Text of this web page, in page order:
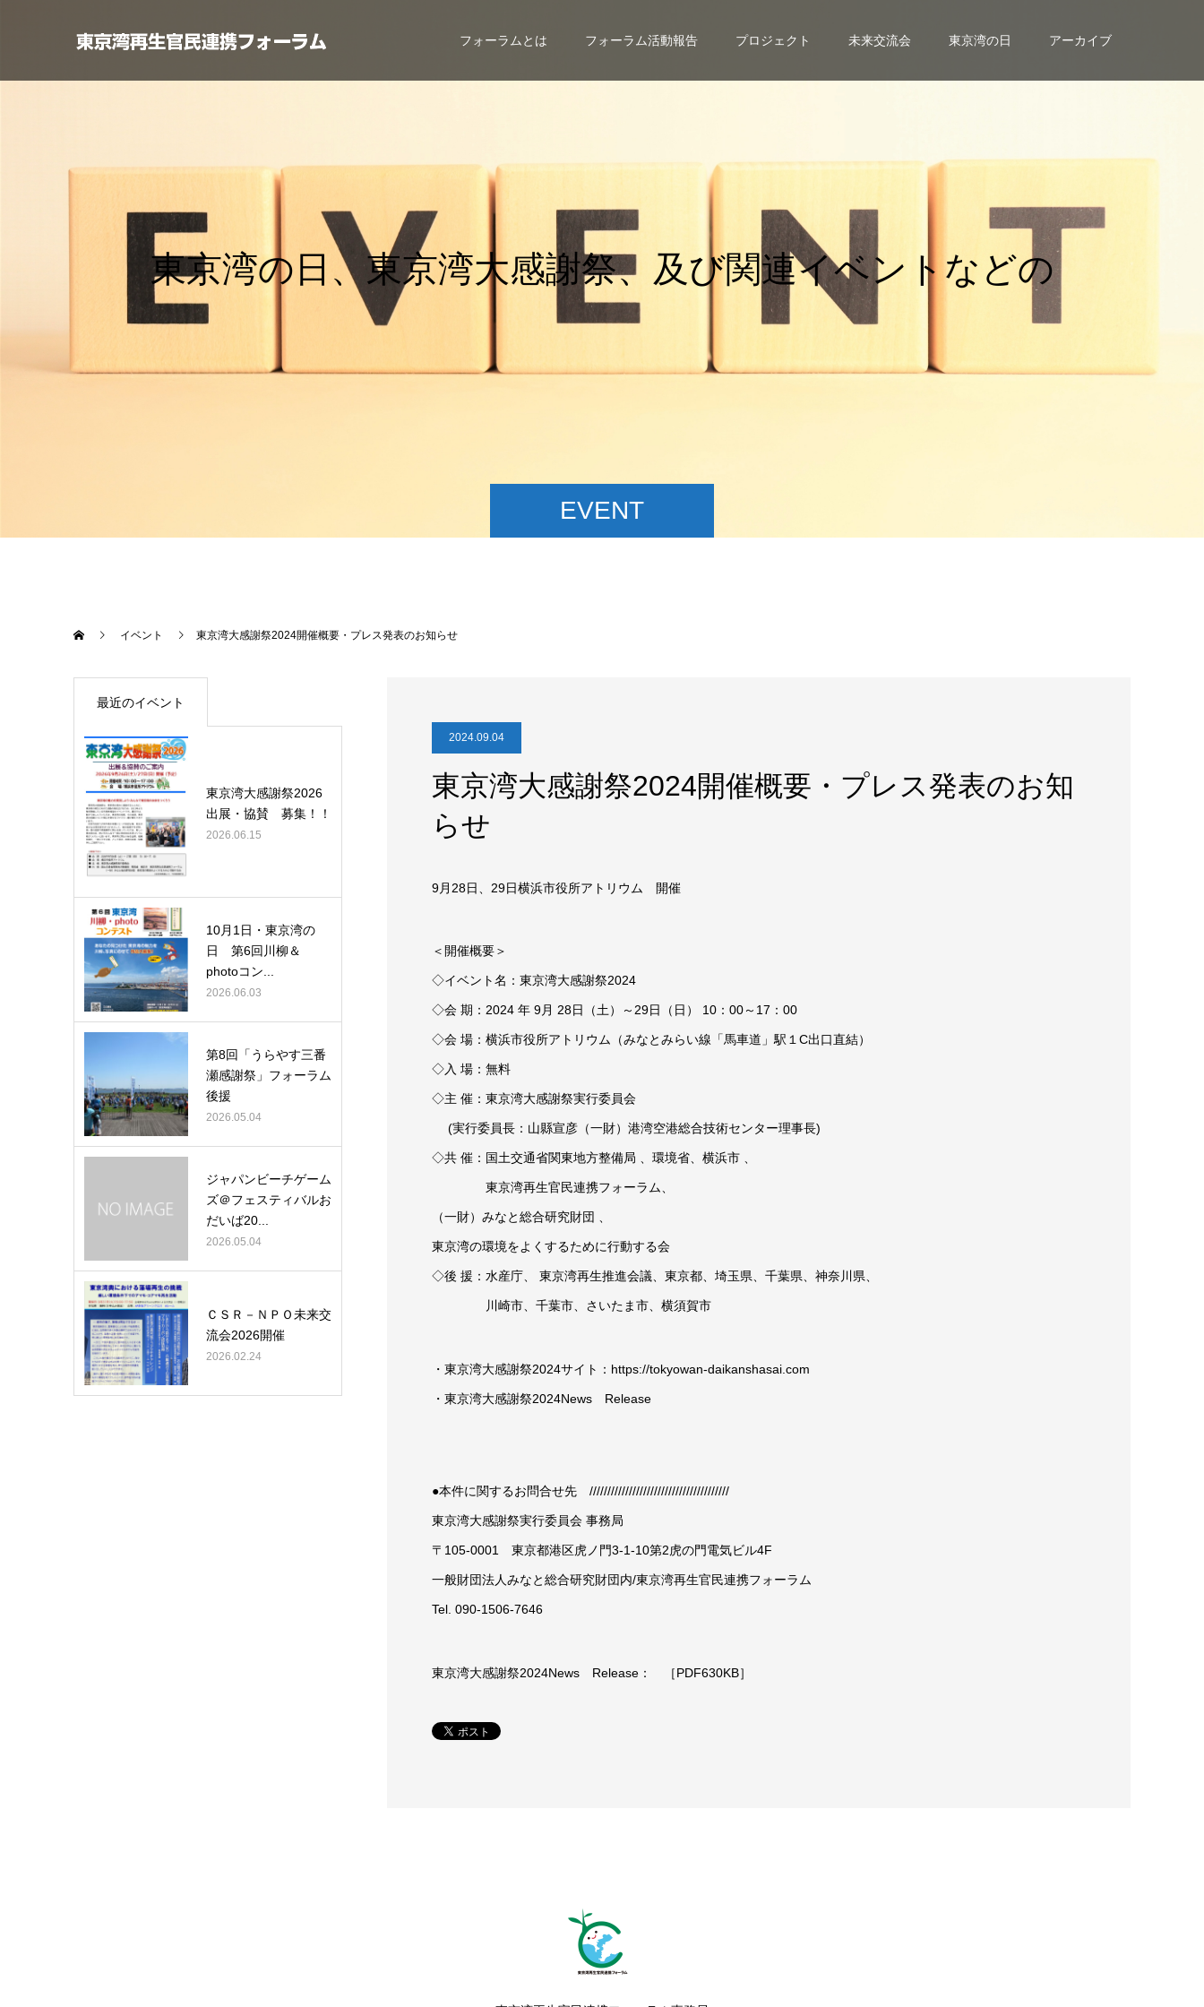
フォーラムとは フォーラム活動報告 プロジェクト 未来交流会 東京湾の日 アーカイブ
EVENT
京湾の 日 、 東京湾大 感 謝 祭、及び 関 連イベン ト な ど の 情 報を
載い
イベント 東京湾大感謝祭2024開催概要・プレス発表のお知らせ
2024.09.04
東京湾大感謝祭2024開催概要・プレス発表のお知
らせ
9月28日、29日横浜市役所アトリウム 開催
＜開催概要＞
◇イベント名：東京湾大感謝祭2024
◇会 期：2024 年 9月 28日（土）～29日（日） 10：00～17：00
◇会 場：横浜市役所アトリウム（みなとみらい線「馬車道」駅１C出口直結）
◇入 場：無料
◇主 催：東京湾大感謝祭実行委員会
(実行委員長：山縣宣彦（一財）港湾空港総合技術センター理事長)
◇共 催：国土交通省関東地方整備局 、環境省、横浜市 、
東京湾再生官民連携フォーラム、
（一財）みなと総合研究財団 、
東京湾の環境をよくするために行動する会
◇後 援：水産庁、 東京湾再生推進会議、東京都、埼玉県、千葉県、神奈川県、
川崎市、千葉市、さいたま市、横須賀市
・東京湾大感謝祭2024サイト：https://tokyowan-daikanshasai.com
・東京湾大感謝祭2024News Release
●本件に関するお問合せ先 ///////////////////////////////////////
東京湾大感謝祭実行委員会 事務局
〒105-0001 東京都港区虎ノ門3-1-10第2虎の門電気ビル4F
一般財団法人みなと総合研究財団内/東京湾再生官民連携フォーラム
Tel. 090-1506-7646
東京湾大感謝祭2024News Release： ［PDF630KB］
最近のイベント
東京湾大感謝祭2026
出展・協賛 募集！！
2026.06.15
10月1日・東京湾の
日 第6回川柳＆
photoコン...
2026.06.03
第8回「うらやす三番
瀬感謝祭」フォーラム
後援
2026.05.04
ジャパンビーチゲーム
ズ＠フェスティバルお
だいば20...
2026.05.04
ＣＳＲ－ＮＰＯ未来交
流会2026開催
2026.02.24